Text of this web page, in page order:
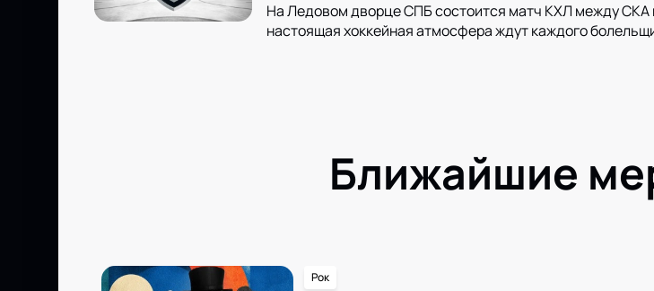
На Ледовом дворце СПБ состоится матч КХЛ между
настоящая хоккейная атмосфера ждут каждого
Ближайшие
Рок